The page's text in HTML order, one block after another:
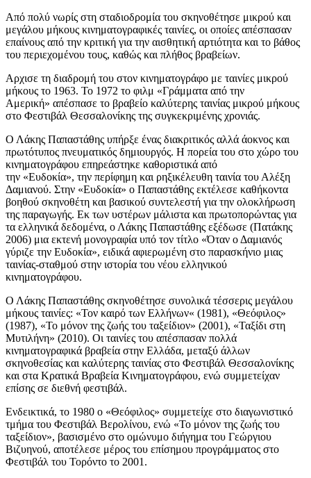
Από πολύ νωρίς στη σταδιοδρομία του σκηνοθέτησε μικρού και
μεγάλου μήκους κινηματογραφικές ταινίες, οι οποίες απέσπασαν
επαίνους από την κριτική για την αισθητική αρτιότητα και το βάθος
του περιεχομένου τους, καθώς και πλήθος βραβείων.
Αρχισε τη διαδρομή του στον κινηματογράφο με ταινίες μικρού
μήκους το 1963. Το 1972 το φιλμ «Γράμματα από την
Αμερική» απέσπασε το βραβείο καλύτερης ταινίας μικρού μήκους
στο Φεστιβάλ Θεσσαλονίκης της συγκεκριμένης χρονιάς.
Ο Λάκης Παπαστάθης υπήρξε ένας διακριτικός αλλά άοκνος και
πρωτότυπος πνευματικός δημιουργός. Η πορεία του στο χώρο του
κινηματογράφου επηρεάστηκε καθοριστικά από
την «Ευδοκία», την περίφημη και ρηξικέλευθη ταινία του Αλέξη
Δαμιανού. Στην «Ευδοκία» ο Παπαστάθης εκτέλεσε καθήκοντα
βοηθού σκηνοθέτη και βασικού συντελεστή για την ολοκλήρωση
της παραγωγής. Εκ των υστέρων μάλιστα και πρωτοπορώντας για
τα ελληνικά δεδομένα, ο Λάκης Παπαστάθης εξέδωσε (Πατάκης
2006) μια εκτενή μονογραφία υπό τον τίτλο «Όταν ο Δαμιανός
γύριζε την Ευδοκία», ειδικά αφιερωμένη στο παρασκήνιο μιας
ταινίας-σταθμού στην ιστορία του νέου ελληνικού
κινηματογράφου.
Ο Λάκης Παπαστάθης σκηνοθέτησε συνολικά τέσσερις μεγάλου
μήκους ταινίες: «Τον καιρό των Ελλήνων« (1981), «Θεόφιλος»
(1987), «Το μόνον της ζωής του ταξείδιον» (2001), «Ταξίδι στη
Μυτιλήνη» (2010). Οι ταινίες του απέσπασαν πολλά
κινηματογραφικά βραβεία στην Ελλάδα, μεταξύ άλλων
σκηνοθεσίας και καλύτερης ταινίας στο Φεστιβάλ Θεσσαλονίκης
και στα Κρατικά Βραβεία Κινηματογράφου, ενώ συμμετείχαν
επίσης σε διεθνή φεστιβάλ.
Ενδεικτικά, το 1980 ο «Θεόφιλος» συμμετείχε στο διαγωνιστικό
τμήμα του Φεστιβάλ Βερολίνου, ενώ «Το μόνον της ζωής του
ταξείδιον», βασισμένο στο ομώνυμο διήγημα του Γεώργιου
Βιζυηνού, αποτέλεσε μέρος του επίσημου προγράμματος στο
Φεστιβάλ του Τορόντο το 2001.